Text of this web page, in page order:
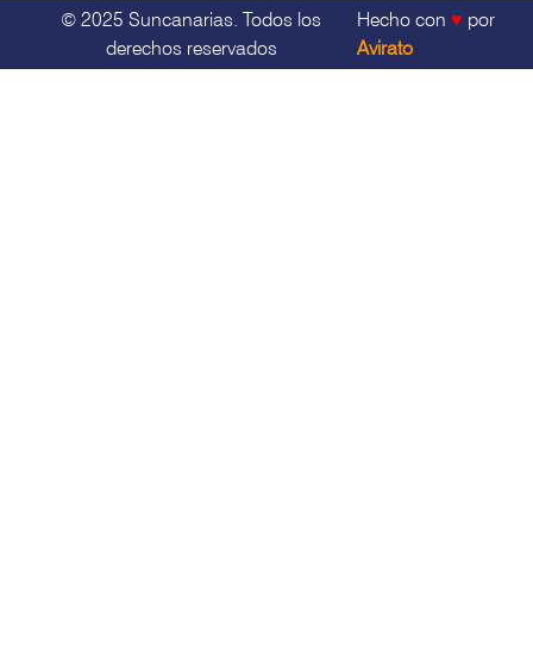
© 2025 Suncanarias. Todos los
derechos reservados
Hecho con ♥ por
Avirato